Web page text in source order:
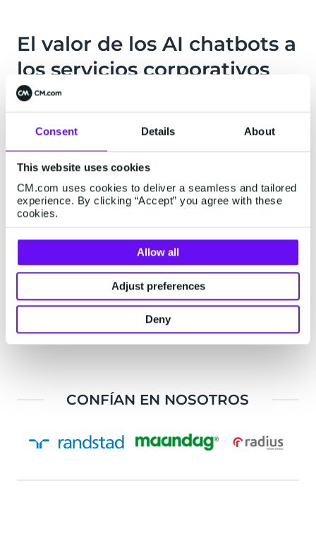
Consent Details About
This website uses cookies
CM.com uses cookies to deliver a seamless and tailored
experience. By clicking “Accept” you agree with these
cookies.
Allow all
Adjust preferences
Deny
El valor de los AI chatbots a
los servicios corporativos
No solo el comportamiento humano cambia, los
impacta tanto en procesos internos como en la
forma en la que se brindan servicios.
Haz la diferencia con la digitalización.
Porque las personas son tu capital más
importante, tu principal objetivo debe ser
proveerles el mejor soporte y ayuda. Es decir,
construir una experiencia inolvidable.
Nuestras soluciones
CONFÍAN EN NOSOTROS